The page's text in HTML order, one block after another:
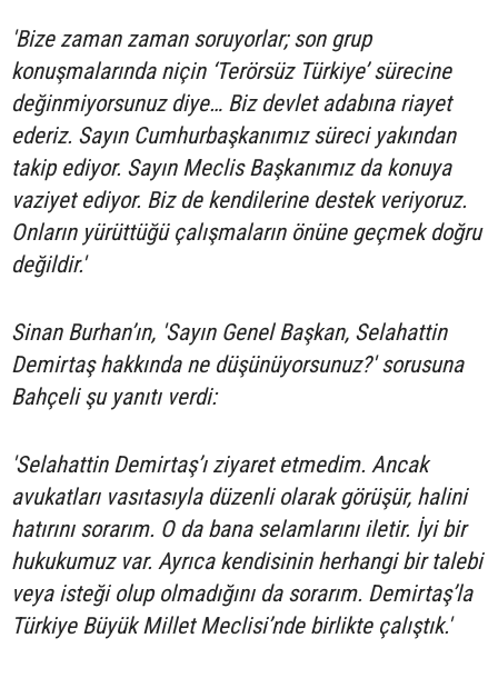
'Bize zaman zaman soruyorlar; son grup
konuşmalarında niçin ‘Terörsüz Türkiye’ sürecine
değinmiyorsunuz diye… Biz devlet adabına riayet
ederiz. Sayın Cumhurbaşkanımız süreci yakından
takip ediyor. Sayın Meclis Başkanımız da konuya
vaziyet ediyor. Biz de kendilerine destek veriyoruz.
Onların yürüttüğü çalışmaların önüne geçmek doğru
değildir.'
Sinan Burhan’ın, 'Sayın Genel Başkan, Selahattin
Demirtaş hakkında ne düşünüyorsunuz?' sorusuna
Bahçeli şu yanıtı verdi:
'Selahattin Demirtaş’ı ziyaret etmedim. Ancak
avukatları vasıtasıyla düzenli olarak görüşür, halini
hatırını sorarım. O da bana selamlarını iletir. İyi bir
hukukumuz var. Ayrıca kendisinin herhangi bir talebi
veya isteği olup olmadığını da sorarım. Demirtaş’la
Türkiye Büyük Millet Meclisi’nde birlikte çalıştık.'